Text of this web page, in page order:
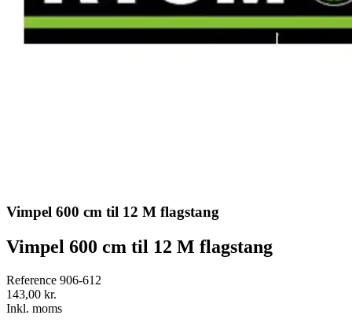
Vimpel 600 cm til 12 M flagstang
Vimpel 600 cm til 12 M flagstang
Reference 906-612
143,00 kr.
Inkl. moms